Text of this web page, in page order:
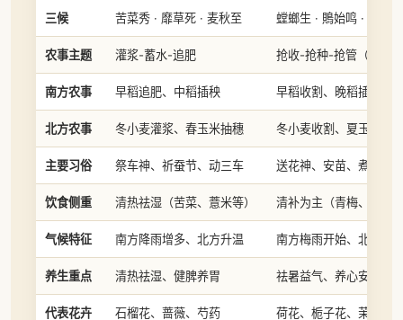
三候 苦菜秀 · 靡草死 · 麦秋至 螳螂生 · 鵙始鸣 · 反舌
农事主题 灌浆-蓄水-追肥 抢收-抢种-抢管（三抢）
南方农事 早稻追肥、中稻插秧 早稻收割、晚稻插秧
北方农事 冬小麦灌浆、春玉米抽穗 冬小麦收割、夏玉米播
主要习俗 祭车神、祈蚕节、动三车 送花神、安苗、煮梅
饮食侧重 清热祛湿（苦菜、薏米等） 清补为主（青梅、野菜
气候特征 南方降雨增多、北方升温 南方梅雨开始、北方高
养生重点 清热祛湿、健脾养胃 祛暑益气、养心安神
代表花卉 石榴花、蔷薇、芍药 荷花、栀子花、茉莉